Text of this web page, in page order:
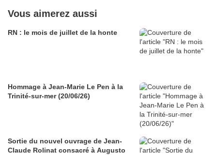
Vous aimerez aussi
RN : le mois de juillet de la honte
Hommage à Jean-Marie Le Pen à la
Trinité-sur-mer (20/06/26)
Sortie du nouvel ouvrage de Jean-
Claude Rolinat consacré à Augusto